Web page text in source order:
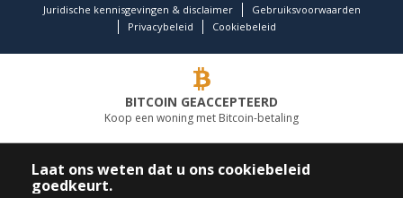
Juridische kennisgevingen & disclaimer
Gebruiksvoorwaarden
Privacybeleid
Cookiebeleid
BITCOIN GEACCEPTEERD
Koop een woning met Bitcoin-betaling
TOONAANGEVEND VASTGOEDBEDRIJF
Laat ons weten dat u ons cookiebeleid
goedkeurt.